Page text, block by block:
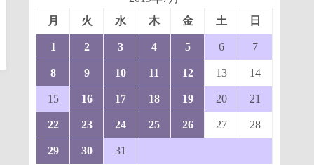
月
火 水 木 金 土 日
1 2 3 4 5 6 7
8 9 10 11 12 13 14
15 16 17 18 19 20 21
22 23 24 25 26 27 28
29 30 31